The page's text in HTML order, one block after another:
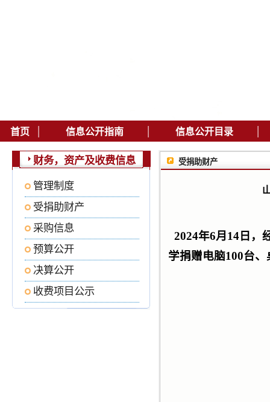
首页 | 信息公开指南 | 信息公开目录 |
财务，资产及收费信息
管理制度
受捐助财产
采购信息
预算公开
决算公开
收费项目公示
受捐助财产
2024年6月14日，
学捐赠电脑100台